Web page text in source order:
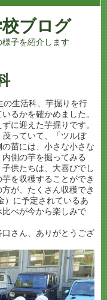
ブログ
子を紹介します
生活科、芋掘りを行
るかを確かめました。
に迎えた芋掘りです。
っていて、「ツルぼ
苗には、小さな小さな
側の芋を掘ってみる
供たちは、大喜びでし
を収穫することができ
が、たくさん収穫でき
）に予定されているあ
べが今から楽しみで
さん、ありがとうござ